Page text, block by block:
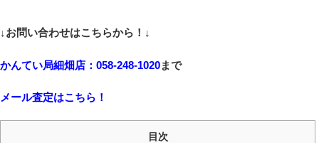
↓お問い合わせはこちらから！↓
かんてい局細畑店：058-248-1020まで
メール査定はこちら！
目次